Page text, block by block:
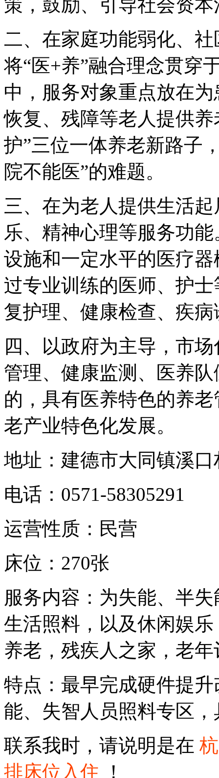
策，鼓励、引导社会资
二、在家庭功能弱化、
将“医+养”融合理念贯穿
中，服务对象重点放在
恢复、残障等老人提供
护”三位一体养老新路子
院不能医”的难题。
三、在为老人提供生活
乐、精神心理等服务功
设施和一定水平的医疗
过专业训练的医师、护
复护理、健康检查、疾
四、以政府为主导，市
管理、健康监测、医养
的，具有医养特色的养
老产业特色化发展。
地址：建德市大同镇溪口
电话：0571-58305291
运营性质：民营
床位：270张
服务内容：为失能、半
生活照料，以及休闲娱
养老，残疾人之家，老
特点：最早完成硬件提
能、失智人员照料专区
联系我时，请说明是在
排床位入住 ！